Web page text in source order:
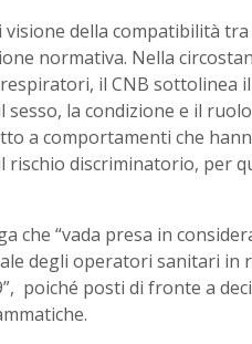
della compatibilità
normativa. Nella
il CNB sottolinea
sesso, la condizione e il
a comportamenti che
discriminatorio, per
che “vada presa in
degli operatori sanitari in
poiché posti di fronte a